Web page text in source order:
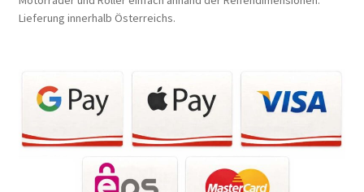
Lieferung innerhalb Österreichs.